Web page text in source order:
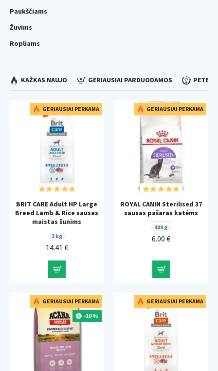
Paukščiams
Žuvims
Ropliams
KAŽKAS NAUJO GERIAUSIAI PARDUODAMOS
GERIAUSIAI PERKAMA
BRIT CARE Adult HP Large
Breed Lamb & Rice sausas
maistas šunims
3 kg
14.41 €
GERIAUSIAI PERKAMA
ROYAL CANIN Sterilised 37
sausas pašaras katėms
400 g
6.00 €
GERIAUSIAI PERKAMA
-10 %
GERIAUSIAI PERKAMA